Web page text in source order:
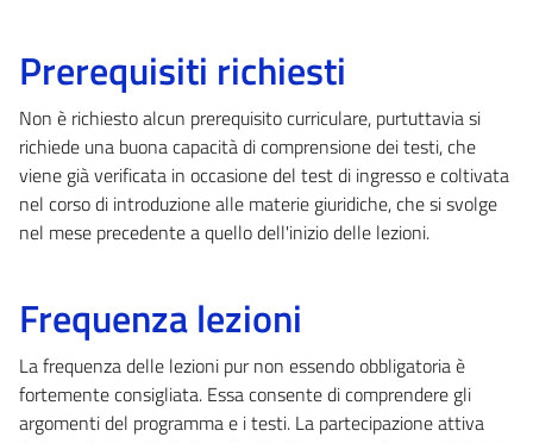
Prerequisiti richiesti
Non è richiesto alcun prerequisito curriculare, purtuttavia si
richiede una buona capacità di comprensione dei testi, che
viene già verificata in occasione del test di ingresso e coltivata
nel corso di introduzione alle materie giuridiche, che si svolge
nel mese precedente a quello dell'inizio delle lezioni.
Frequenza lezioni
La frequenza delle lezioni pur non essendo obbligatoria è
fortemente consigliata. Essa consente di comprendere gli
argomenti del programma e i testi. La partecipazione attiva